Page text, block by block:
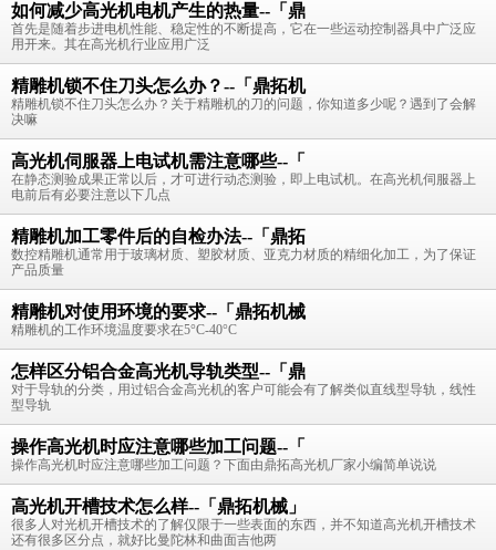
如何减少高光机电机产生的热量--「鼎
首先是随着步进电机性能、稳定性的不断提高，它在一些运动控制器具中广泛应
用开来。其在高光机行业应用广泛
精雕机锁不住刀头怎么办？--「鼎拓机
精雕机锁不住刀头怎么办？关于精雕机的刀的问题，你知道多少呢？遇到了会解
决嘛
高光机伺服器上电试机需注意哪些--「
在静态测验成果正常以后，才可进行动态测验，即上电试机。在高光机伺服器上
电前后有必要注意以下几点
精雕机加工零件后的自检办法--「鼎拓
数控精雕机通常用于玻璃材质、塑胶材质、亚克力材质的精细化加工，为了保证
产品质量
精雕机对使用环境的要求--「鼎拓机械
精雕机的工作环境温度要求在5°C-40°C
怎样区分铝合金高光机导轨类型--「鼎
对于导轨的分类，用过铝合金高光机的客户可能会有了解类似直线型导轨，线性
型导轨
操作高光机时应注意哪些加工问题--「
操作高光机时应注意哪些加工问题？下面由鼎拓高光机厂家小编简单说说
高光机开槽技术怎么样--「鼎拓机械」
很多人对光机开槽技术的了解仅限于一些表面的东西，并不知道高光机开槽技术
还有很多区分点，就好比曼陀林和曲面吉他两